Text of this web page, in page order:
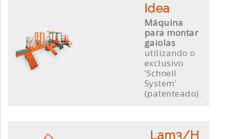
Idea
Máquina
para montar
gaiolas
utilizando o
exclusivo
'Schnell
System'
(patenteado).
Lam3/H